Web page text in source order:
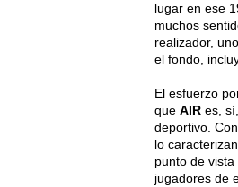
lugar en ese
muchos
realizador,
el fondo,
El esfuerzo
que AIR es,
deportivo.
lo
punto de
jugadores de